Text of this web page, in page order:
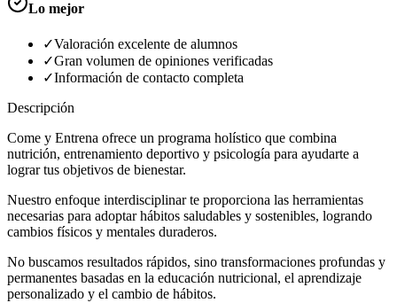
Lo mejor
✓Valoración excelente de alumnos
✓Gran volumen de opiniones verificadas
✓Información de contacto completa
Descripción
Come y Entrena ofrece un programa holístico que combina
nutrición, entrenamiento deportivo y psicología para ayudarte a
lograr tus objetivos de bienestar.
Nuestro enfoque interdisciplinar te proporciona las herramientas
necesarias para adoptar hábitos saludables y sostenibles, logrando
cambios físicos y mentales duraderos.
No buscamos resultados rápidos, sino transformaciones profundas y
permanentes basadas en la educación nutricional, el aprendizaje
personalizado y el cambio de hábitos.